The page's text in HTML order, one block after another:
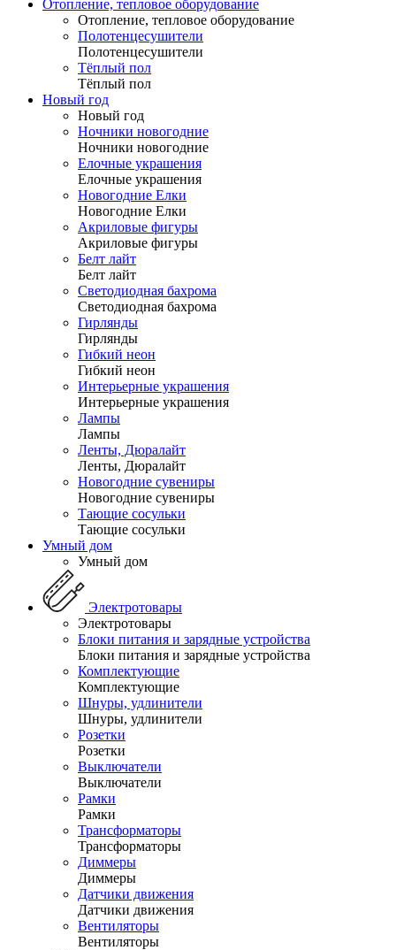
Отопление, тепловое оборудование
Отопление, тепловое оборудование
Полотенцесушители
Полотенцесушители
Тёплый пол
Тёплый пол
Новый год
Новый год
Ночники новогодние
Ночники новогодние
Елочные украшения
Елочные украшения
Новогодние Елки
Новогодние Елки
Акриловые фигуры
Акриловые фигуры
Белт лайт
Белт лайт
Светодиодная бахрома
Светодиодная бахрома
Гирлянды
Гирлянды
Гибкий неон
Гибкий неон
Интерьерные украшения
Интерьерные украшения
Лампы
Лампы
Ленты, Дюралайт
Ленты, Дюралайт
Новогодние сувениры
Новогодние сувениры
Тающие сосульки
Тающие сосульки
Умный дом
Умный дом
Электротовары
Электротовары
Блоки питания и зарядные устройства
Блоки питания и зарядные устройства
Комплектующие
Комплектующие
Шнуры, удлинители
Шнуры, удлинители
Розетки
Розетки
Выключатели
Выключатели
Рамки
Рамки
Трансформаторы
Трансформаторы
Диммеры
Диммеры
Датчики движения
Датчики движения
Вентиляторы
Вентиляторы